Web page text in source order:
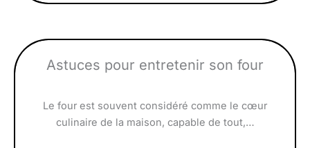
Astuces pour entretenir son four
Le four est souvent considéré comme le cœur
culinaire de la maison, capable de tout,…